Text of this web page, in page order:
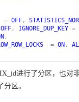
= OFF,
OFF, IGNORE_DUP_KEY =
,
= ON,
进行了分区，也对
区。